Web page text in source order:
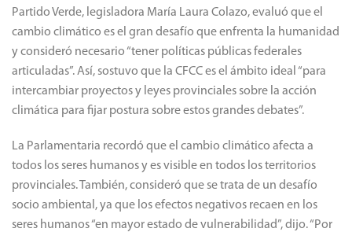
Partido Verde, legisladora María Laura Colazo, evaluó que el
cambio climático es el gran desafío que enfrenta la humanidad
y consideró necesario “tener políticas públicas federales
articuladas”. Así, sostuvo que la CFCC es el ámbito ideal “para
intercambiar proyectos y leyes provinciales sobre la acción
climática para fijar postura sobre estos grandes debates”.
La Parlamentaria recordó que el cambio climático afecta a
todos los seres humanos y es visible en todos los territorios
provinciales. También, consideró que se trata de un desafío
socio ambiental, ya que los efectos negativos recaen en los
seres humanos “en mayor estado de vulnerabilidad”, dijo. “Por